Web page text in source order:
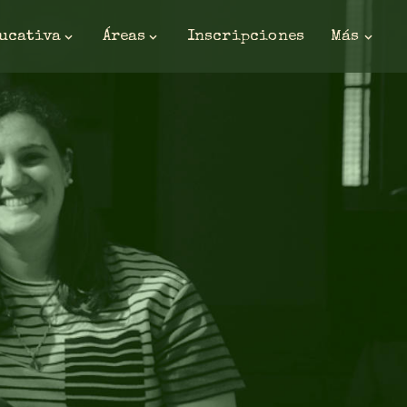
Áreas Inscripciones Más